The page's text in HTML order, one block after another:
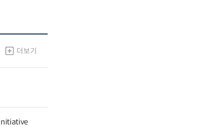
더보기